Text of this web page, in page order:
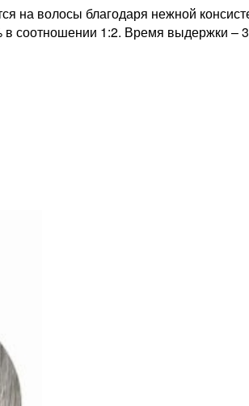
на волосы благодаря нежной
в соотношении 1:2. Время выдержки –